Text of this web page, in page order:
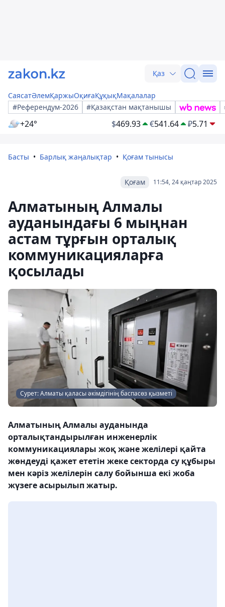
Қаз
СаясатӘлемҚаржыОқиғаҚұқықМақалалар
#Референдум-2026
#Қазақстан мақтанышы
+24° $469.93 €541.64 ₽5.71
Басты Барлық жаңалықтар Қоғам тынысы
11:54, 24 қаңтар 2025
Қоғам
Алматының Алмалы
ауданындағы 6 мыңнан
астам тұрғын орталық
коммуникацияларға
қосылады
Сурет: Алматы қаласы әкімдігінің баспасөз қызметі
Алматының Алмалы ауданында
орталықтандырылған инженерлік
коммуникациялары жоқ және желілері қайта
жөндеуді қажет ететін жеке секторда су құбыры
мен кәріз желілерін салу бойынша екі жоба
жүзеге асырылып жатыр.